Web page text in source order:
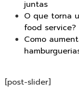
juntas
O que torna
food service?
Como
[post-slider]